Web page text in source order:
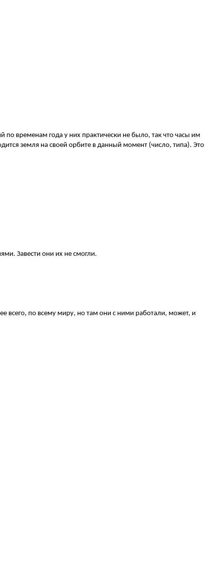
временам года у них практически не было, так что часы им
земля на своей орбите в данный момент (число, типа). Это
Завести они их не смогли.
всего, по всему миру, но там они с ними работали, может, и